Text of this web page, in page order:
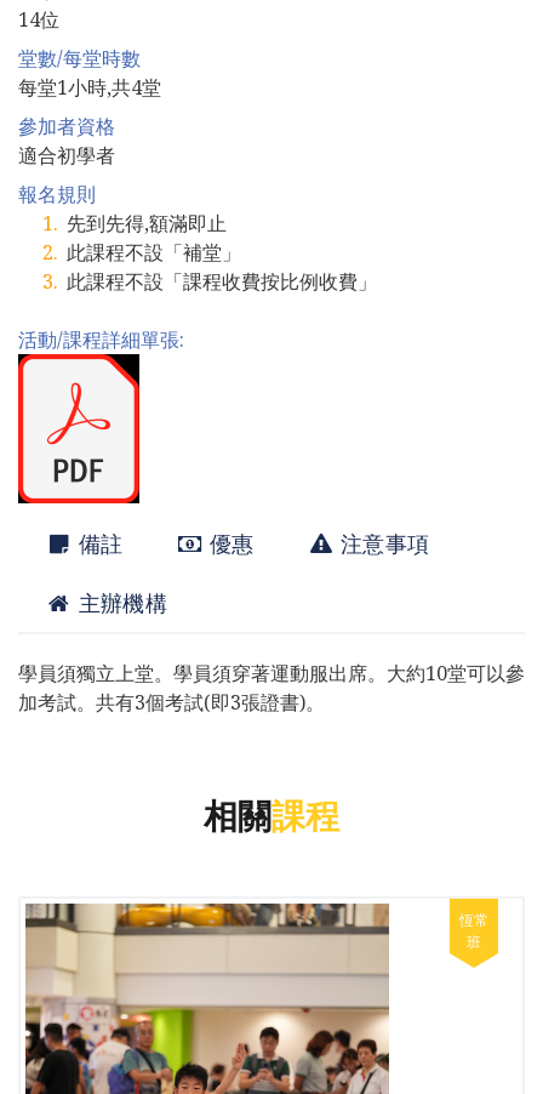
14位
堂數/每堂時數
每堂1小時,共4堂
參加者資格
適合初學者
報名規則
先到先得,額滿即止
此課程不設「補堂」
此課程不設「課程收費按比例收費」
活動/課程詳細單張:
備註 優惠 注意事項
主辦機構
學員須獨立上堂。學員須穿著運動服出席。大約10堂可以參
加考試。共有3個考試(即3張證書)。
相關課程